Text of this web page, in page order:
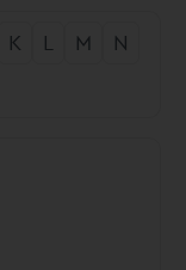
K L M
N